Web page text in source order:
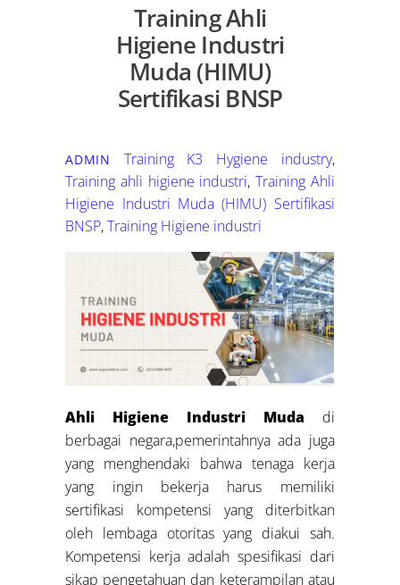
Training Ahli
Higiene Industri
Muda (HIMU)
Sertifikasi BNSP
ADMIN Training K3 Hygiene industry,
Training ahli higiene industri,Training Ahli
Higiene Industri Muda (HIMU) Sertifikasi
BNSP,Training Higiene industri
Ahli Higiene Industri Muda di
berbagai negara,pemerintahnya ada juga
yang menghendaki bahwa tenaga kerja
yang ingin bekerja harus memiliki
sertifikasi kompetensi yang diterbitkan
oleh lembaga otoritas yang diakui sah.
Kompetensi kerja adalah spesifikasi dari
sikap pengetahuan dan keterampilan atau